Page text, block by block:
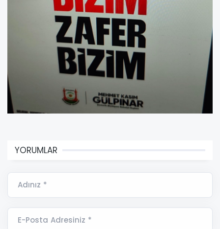
YORUMLAR
Adınız *
E-Posta Adresiniz *